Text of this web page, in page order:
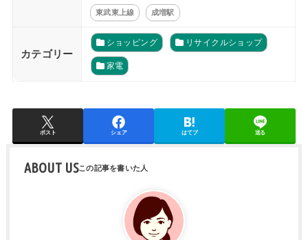
東武東上線 成増駅
カテゴリー
ショッピング リサイクルショップ
家電
ポスト シェア はてブ 送る
ABOUT US